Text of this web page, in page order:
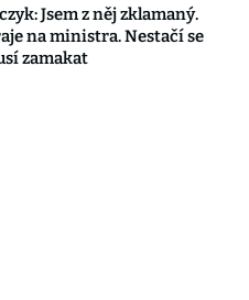
Jsem z něj zklamaný.
na ministra. Nestačí se
zamakat